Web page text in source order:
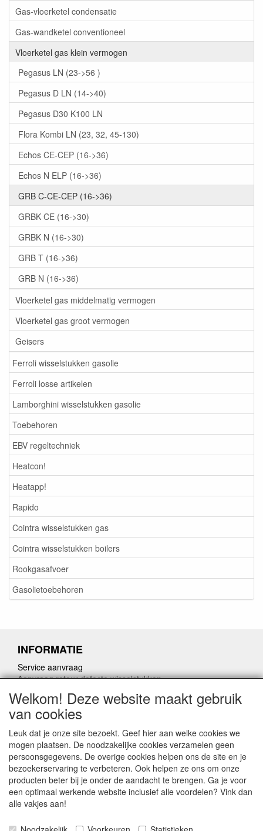
Gas-vloerketel condensatie
Gas-wandketel conventioneel
Vloerketel gas klein vermogen
Pegasus LN (23->56 )
Pegasus D LN (14->40)
Pegasus D30 K100 LN
Flora Kombi LN (23, 32, 45-130)
Echos CE-CEP (16->36)
Echos N ELP (16->36)
GRB C-CE-CEP (16->36)
GRBK CE (16->30)
GRBK N (16->30)
GRB T (16->36)
GRB N (16->36)
Vloerketel gas middelmatig vermogen
Vloerketel gas groot vermogen
Geisers
Ferroli wisselstukken gasolie
Ferroli losse artikelen
Lamborghini wisselstukken gasolie
Toebehoren
EBV regeltechniek
Heatcon!
Heatapp!
Rapido
Cointra wisselstukken gas
Cointra wisselstukken boilers
Rookgasafvoer
Gasolietoebehoren
INFORMATIE
Service aanvraag
Aanvraag retour defecte wisselstukken
Herroepingslink aanvragen
CONTACTGEGEVENS
www.ferroli-vdht.be
Rouwbergskens 7 hal 14
2340 Beerse
Welkom! Deze website maakt gebruik
van cookies
Leuk dat je onze site bezoekt. Geef hier aan welke cookies we
mogen plaatsen. De noodzakelijke cookies verzamelen geen
persoonsgegevens. De overige cookies helpen ons de site en je
bezoekerservaring te verbeteren. Ook helpen ze ons om onze
producten beter bij je onder de aandacht te brengen. Ga je voor
een optimaal werkende website inclusief alle voordelen? Vink dan
alle vakjes aan!